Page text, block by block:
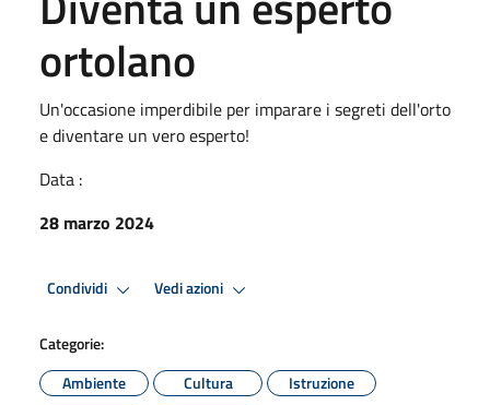
ortolano
Un'occasione imperdibile per imparare i segreti dell'orto
e diventare un vero esperto!
Data :
28 marzo 2024
Condividi Vedi azioni
Categorie:
Ambiente
Cultura
Istruzione